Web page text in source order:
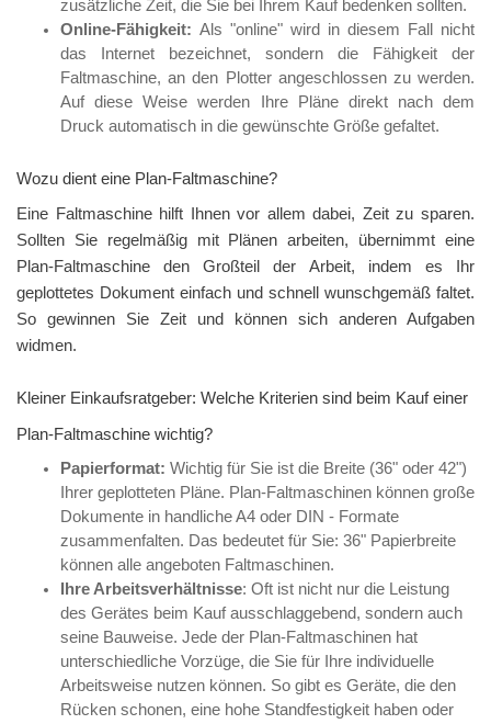
zusätzliche Zeit, die Sie bei Ihrem Kauf bedenken sollten.
Online-Fähigkeit: Als "online" wird in diesem Fall nicht
das Internet bezeichnet, sondern die Fähigkeit der
Faltmaschine, an den Plotter angeschlossen zu werden.
Auf diese Weise werden Ihre Pläne direkt nach dem
Druck automatisch in die gewünschte Größe gefaltet.
Wozu dient eine Plan-Faltmaschine?
Eine Faltmaschine hilft Ihnen vor allem dabei, Zeit zu sparen.
Sollten Sie regelmäßig mit Plänen arbeiten, übernimmt eine
Plan-Faltmaschine den Großteil der Arbeit, indem es Ihr
geplottetes Dokument einfach und schnell wunschgemäß faltet.
So gewinnen Sie Zeit und können sich anderen Aufgaben
widmen.
Kleiner Einkaufsratgeber: Welche Kriterien sind beim Kauf einer
Plan-Faltmaschine wichtig?
Papierformat: Wichtig für Sie ist die Breite (36" oder 42")
Ihrer geplotteten Pläne. Plan-Faltmaschinen können große
Dokumente in handliche A4 oder DIN - Formate
zusammenfalten. Das bedeutet für Sie: 36" Papierbreite
können alle angeboten Faltmaschinen.
Ihre Arbeitsverhältnisse: Oft ist nicht nur die Leistung
des Gerätes beim Kauf ausschlaggebend, sondern auch
seine Bauweise. Jede der Plan-Faltmaschinen hat
unterschiedliche Vorzüge, die Sie für Ihre individuelle
Arbeitsweise nutzen können. So gibt es Geräte, die den
Rücken schonen, eine hohe Standfestigkeit haben oder